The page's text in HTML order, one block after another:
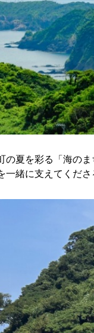
の夏を彩る「海の
緒に支えてくださ